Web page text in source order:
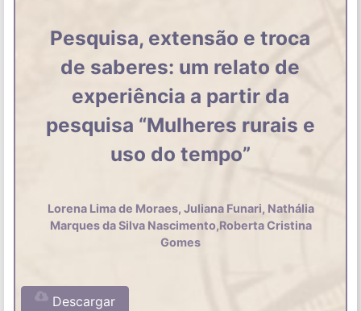
Pesquisa, extensão e troca
de saberes: um relato de
experiência a partir da
pesquisa “Mulheres rurais e
uso do tempo”
Lorena Lima de Moraes, Juliana Funari, Nathália
Marques da Silva Nascimento,Roberta Cristina
Gomes
Descargar